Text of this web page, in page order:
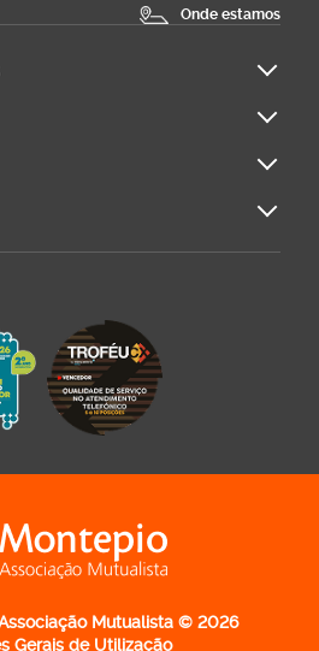
Onde estamos
Associação Mutualista -
Mutualista © 2026
Gerais de Utilização